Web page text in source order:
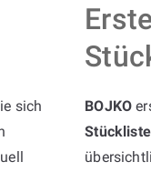
sich
BOJKO